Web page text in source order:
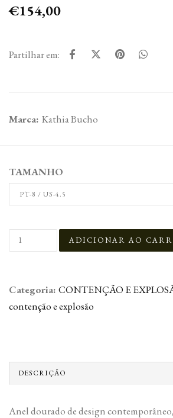
€154,00
Partilhar em:
Marca: Kathia Bucho
TAMANHO
Categoria: CONTENÇÃO E
contenção e explosão
DESCRIÇÃO
Anel dourado de design